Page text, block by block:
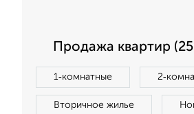
Продажа квартир
1‑комнатные
Вторичное жилье